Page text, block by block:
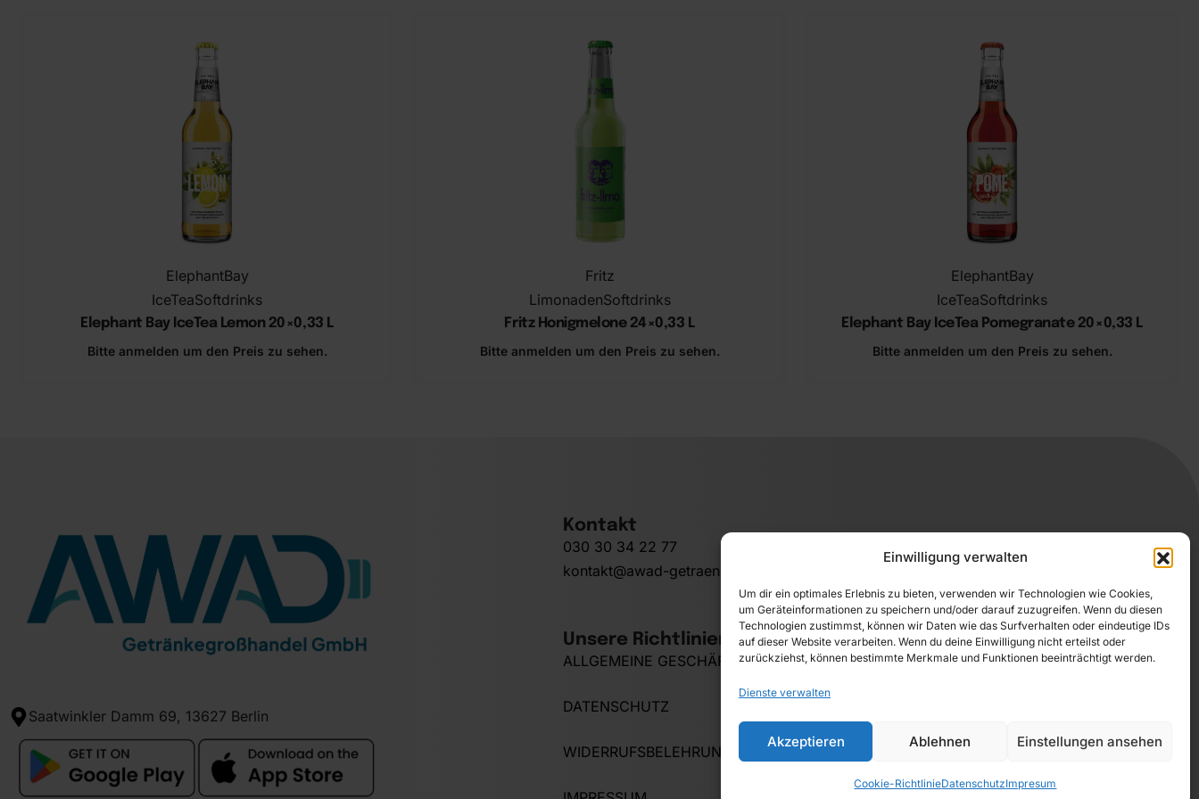
Einwilligung verwalten
Um dir ein optimales Erlebnis zu bieten, verwenden wir Technologien wie Cookies,
um Geräteinformationen zu speichern und/oder darauf zuzugreifen. Wenn du diesen
Technologien zustimmst, können wir Daten wie das Surfverhalten oder eindeutige IDs
auf dieser Website verarbeiten. Wenn du deine Einwilligung nicht erteilst oder
zurückziehst, können bestimmte Merkmale und Funktionen beeinträchtigt werden.
Dienste verwalten
Akzeptieren Ablehnen Einstellungen ansehen
Cookie-RichtlinieDatenschutzImpresum
ElephantBay
IceTeaSoftdrinks
Elephant Bay IceTea Lemon ​20×0,33 L
Bitte anmelden um den Preis zu sehen.
Fritz
LimonadenSoftdrinks
Fritz Honigmelone 24×0,33 L
Bitte anmelden um den Preis zu sehen.
ElephantBay
IceTeaSoftdrinks
Elephant Bay IceTea Pomegranate ​20×0,33 L
Bitte anmelden um den Preis zu sehen.
Saatwinkler Damm 69, 13627 Berlin
Kontakt
030 30 34 22 77
kontakt@awad-getraenke.de
Unsere Richtlinien
ALLGEMEINE GESCHÄFTSBEDINGUNGEN
DATENSCHUTZ
WIDERRUFSBELEHRUNG